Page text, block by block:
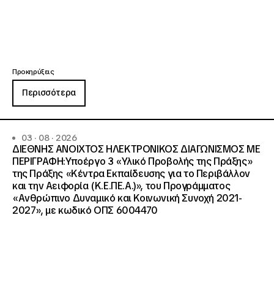
Προκηρύξεις
Περισσότερα
03 · 08 · 2026
ΔΙΕΘΝΗΣ ΑΝΟΙΧΤΟΣ ΗΛΕΚΤΡΟΝΙΚΟΣ ΔΙΑΓΩΝΙΣΜΟΣ ΜΕ
ΠΕΡΙΓΡΑΦΗ:Υποέργο 3 «Υλικό Προβολής της Πράξης»
της Πράξης «Κέντρα Εκπαίδευσης για το Περιβάλλον
και την Αειφορία (Κ.Ε.ΠΕ.Α.)», του Προγράμματος
«Ανθρώπινο Δυναμικό και Κοινωνική Συνοχή 2021-
2027», με κωδικό ΟΠΣ 6004470